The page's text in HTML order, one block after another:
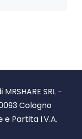
SRL -
Cologno
Partita I.V.A.